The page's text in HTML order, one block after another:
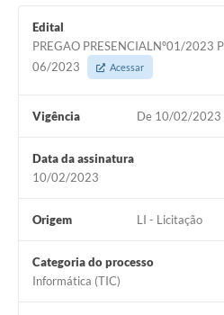
Edital
PREGAO PRESENCIALNº01/2023
06/2023
Acessar
Vigência De 10/02/
Data da assinatura
10/02/2023
Origem LI - Licitação
Categoria do processo
Informática (TIC)